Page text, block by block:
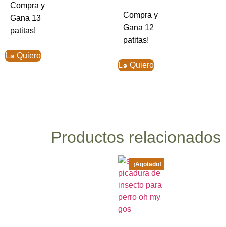
Compra y
Gana 13
patitas!
L๑ Quiero
Compra y
Gana 12
patitas!
L๑ Quiero
Productos relacionados
¡Agotado!